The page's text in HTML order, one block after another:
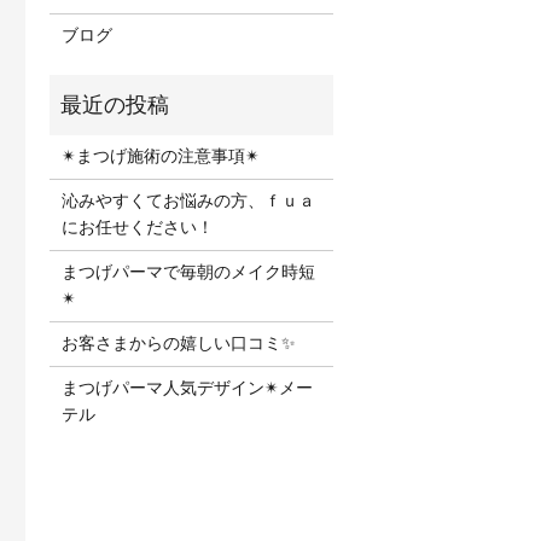
ブログ
✴︎まつげ施術の注意事項✴︎
沁みやすくてお悩みの方、ｆｕａ
にお任せください！
まつげパーマで毎朝のメイク時短
✴︎
お客さまからの嬉しい口コミ✨
まつげパーマ人気デザイン✴︎メー
テル